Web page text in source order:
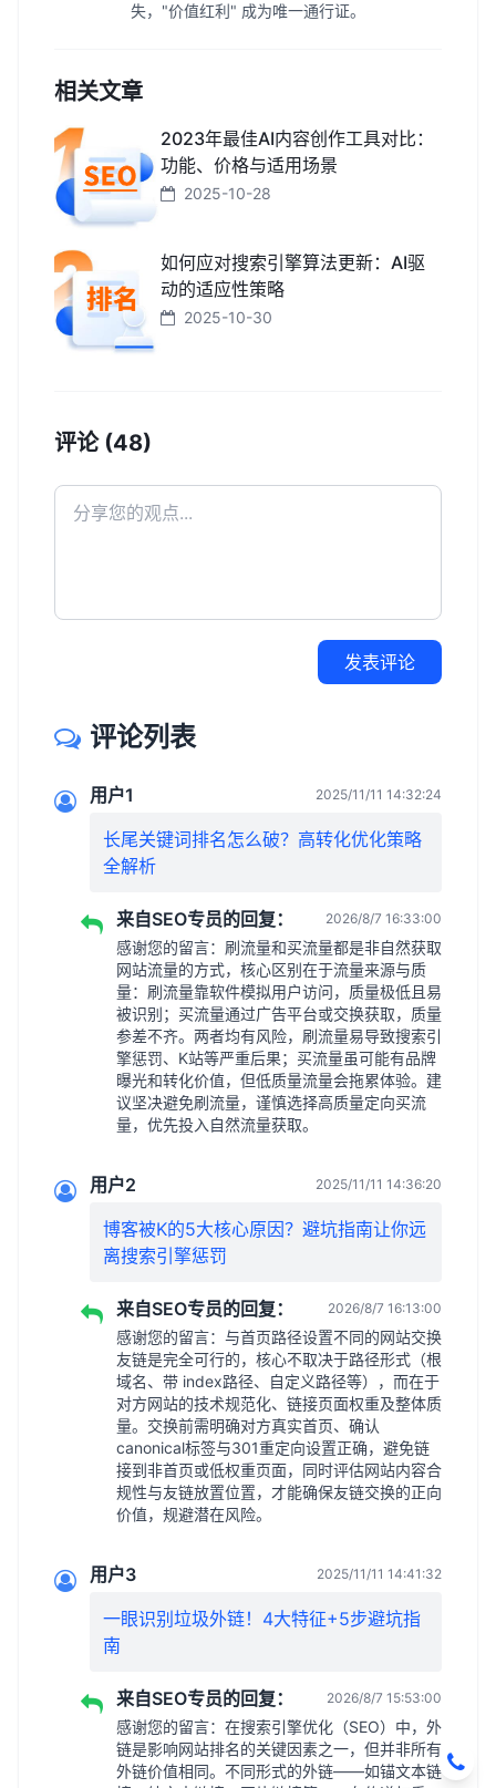
失，"价值红利" 成为唯一通行证。
相关文章
2023年最佳AI内容创作工具对比：
功能、价格与适用场景
2025-10-28
如何应对搜索引擎算法更新：AI驱
动的适应性策略
2025-10-30
评论 (48)
发表评论
评论列表
用户1 2025/11/11 14:32:24
长尾关键词排名怎么破？高转化优化策略
全解析
来自SEO专员的回复： 2026/8/7 16:33:00
感谢您的留言：刷流量和买流量都是非自然获取
网站流量的方式，核心区别在于流量来源与质
量：刷流量靠软件模拟用户访问，质量极低且易
被识别；买流量通过广告平台或交换获取，质量
参差不齐。两者均有风险，刷流量易导致搜索引
擎惩罚、K站等严重后果；买流量虽可能有品牌
曝光和转化价值，但低质量流量会拖累体验。建
议坚决避免刷流量，谨慎选择高质量定向买流
量，优先投入自然流量获取。
用户2 2025/11/11 14:36:20
博客被K的5大核心原因？避坑指南让你远
离搜索引擎惩罚
来自SEO专员的回复： 2026/8/7 16:13:00
感谢您的留言：与首页路径设置不同的网站交换
友链是完全可行的，核心不取决于路径形式（根
域名、带 index路径、自定义路径等），而在于
对方网站的技术规范化、链接页面权重及整体质
量。交换前需明确对方真实首页、确认
canonical标签与301重定向设置正确，避免链
接到非首页或低权重页面，同时评估网站内容合
规性与友链放置位置，才能确保友链交换的正向
价值，规避潜在风险。
用户3 2025/11/11 14:41:32
一眼识别垃圾外链！4大特征+5步避坑指
南
来自SEO专员的回复： 2026/8/7 15:53:00
感谢您的留言：在搜索引擎优化（SEO）中，外
链是影响网站排名的关键因素之一，但并非所有
外链价值相同。不同形式的外链——如锚文本链